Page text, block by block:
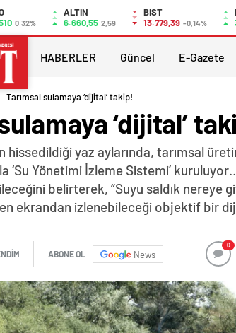
0.32%
ALTIN
6.660,55 2,59
BIST
13.779,39 -0,14%
HABERLER Güncel E-Gazete
Tarımsal sulamaya ‘dijital’ takip!
‘dijital’
hissedildiği yaz aylarında, tarımsal
‘Su Yönetimi İzleme Sistemi’
belirterek, “Suyu saldık nereye
ekrandan izlenebileceği objektif bir
ABONE OL News
0